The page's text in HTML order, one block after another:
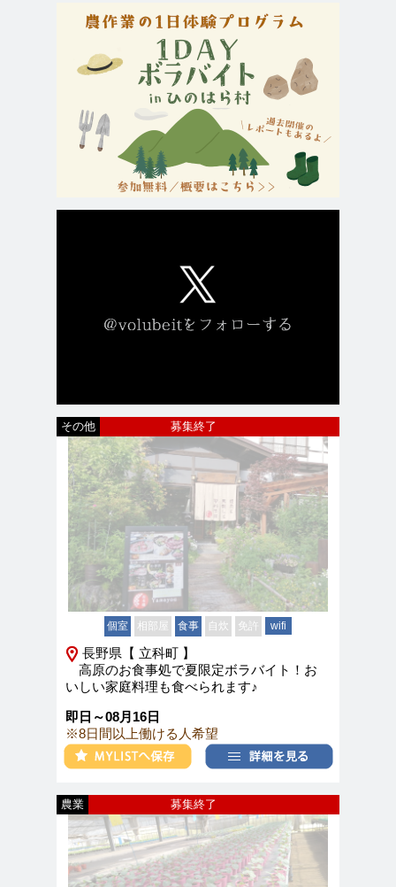
募集終了
その他
個室 相部屋 食事 自炊 免許 wifi
長野県【 立科町 】
高原のお食事処で夏限定ボラバイト！お
いしい家庭料理も食べられます♪
即日～08月16日
※8日間以上働ける人希望
募集終了
農業